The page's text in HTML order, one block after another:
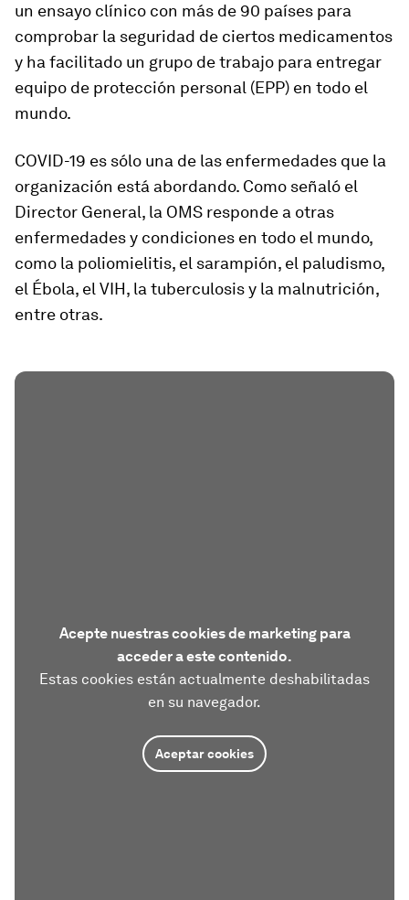
un ensayo clínico con más de 90 países para
comprobar la seguridad de ciertos medicamentos
y ha facilitado un grupo de trabajo para entregar
equipo de protección personal (EPP) en todo el
mundo.
COVID-19 es sólo una de las enfermedades que la
organización está abordando. Como señaló el
Director General, la OMS responde a otras
enfermedades y condiciones en todo el mundo,
como la poliomielitis, el sarampión, el paludismo,
el Ébola, el VIH, la tuberculosis y la malnutrición,
entre otras.
Acepte nuestras cookies de marketing para
acceder a este contenido.
Estas cookies están actualmente deshabilitadas
en su navegador.
Aceptar cookies